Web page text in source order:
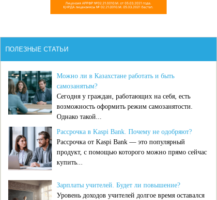
ПОЛЕЗНЫЕ СТАТЬИ
Можно ли в Казахстане работать и быть
самозанятым?
Сегодня у граждан, работающих на себя, есть
возможность оформить режим самозанятости.
Однако такой...
Рассрочка в Kaspi Bank. Почему не одобряют?
Рассрочка от Kaspi Bank — это популярный
продукт, с помощью которого можно прямо сейчас
купить...
Зарплаты учителей. Будет ли повышение?
Уровень доходов учителей долгое время оставался